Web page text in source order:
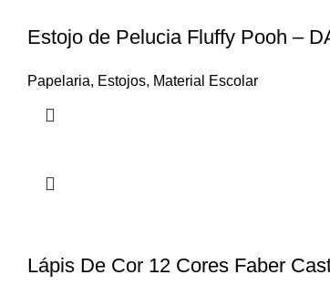
Estojo de Pelucia Fluffy Pooh –
Papelaria, Estojos, Material Escolar
Lápis De Cor 12 Cores Faber